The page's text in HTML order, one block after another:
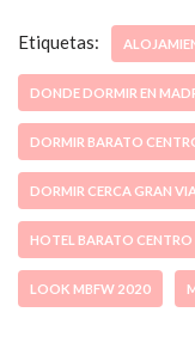
Etiquetas:
DONDE DORMIR EN
DORMIR BARATO
DORMIR CERCA GRAN
HOTEL BARATO
LOOK MBFW 2020